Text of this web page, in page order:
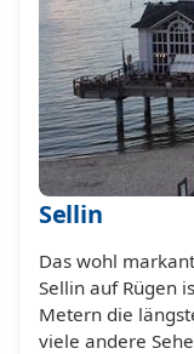
Sellin
Das wohl
Sellin auf Rügen
Metern die
viele andere